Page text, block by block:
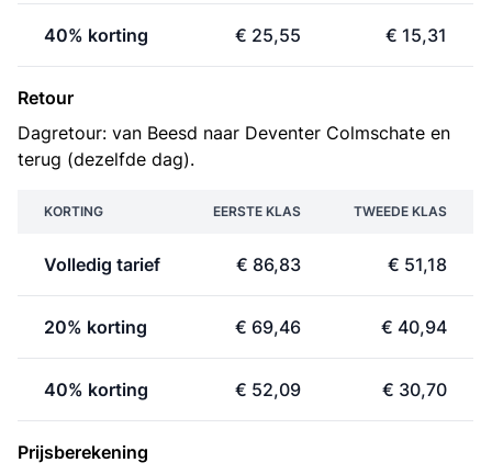
40% korting € 25,55 € 15,31
Retour
Dagretour: van Beesd naar Deventer Colmschate en
terug (dezelfde dag).
KORTING EERSTE KLAS TWEEDE KLAS
Volledig tarief € 86,83 € 51,18
20% korting € 69,46 € 40,94
40% korting € 52,09 € 30,70
Prijsberekening